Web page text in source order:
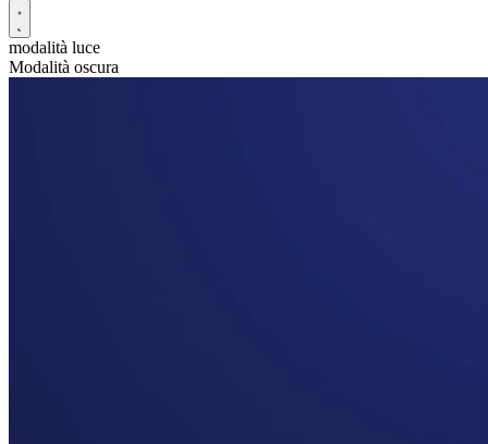
modalità luce
Modalità oscura